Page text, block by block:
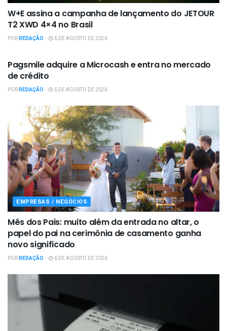
W+E assina a campanha de lançamento do JETOUR
T2 XWD 4×4 no Brasil
PORREDAÇÃO 6 DE AGOSTO DE 2026
Pagsmile adquire a Microcash e entra no mercado
de crédito
PORREDAÇÃO 6 DE AGOSTO DE 2026
EMPRESAS / NEGÓCIOS
Mês dos Pais: muito além da entrada no altar, o
papel do pai na cerimônia de casamento ganha
novo significado
PORREDAÇÃO 6 DE AGOSTO DE 2026